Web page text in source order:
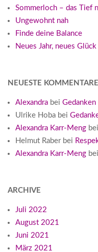
Sommerloch – das Tief
Ungewohnt nah
Finde deine Balance
Neues Jahr, neues Glück
NEUESTE KOMMENTARE
Alexandra bei
Ulrike Hoba bei
Alexandra Karr-Meng bei
Helmut Raberbei
Alexandra Karr-Meng bei
ARCHIVE
Juli 2022
August 2021
Juni 2021
März 2021